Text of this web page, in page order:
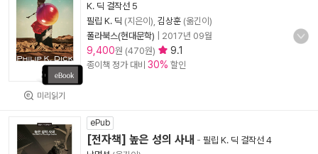
미리읽기
K. 딕 걸작선 5
필립 K. 딕 (지은이), 김상훈 (옮긴이)
폴라북스(현대문학)
2017년 09월
9,400원 (470원) 9.1
종이책 정가 대비 30% 할인
ePub
[전자책] 높은 성의 사내 - 필립 K. 딕 걸작선 4